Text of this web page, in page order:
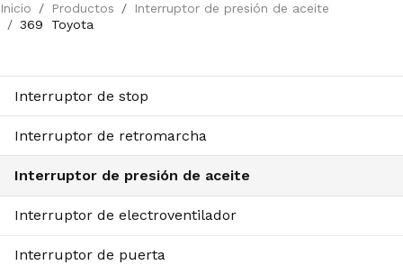
Inicio Productos
Interruptor de presión de aceite
369
Toyota
Interruptor de stop
Interruptor de retromarcha
Interruptor de presión de aceite
Interruptor de electroventilador
Interruptor de puerta